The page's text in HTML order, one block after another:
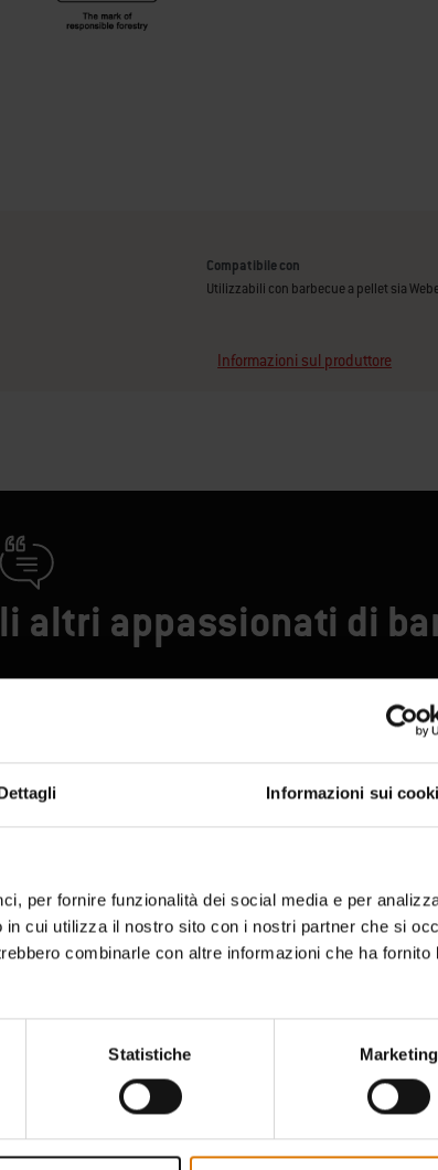
Informazioni sui
per fornire funzionalità dei social media e per
cui utilizza il nostro sito con i nostri partner che si
combinarle con altre informazioni che ha fornito
Statistiche Marketing
Compatibile con
Utilizzabili con barbecue a pellet sia
Informazioni sul produttore
altri appassionati di